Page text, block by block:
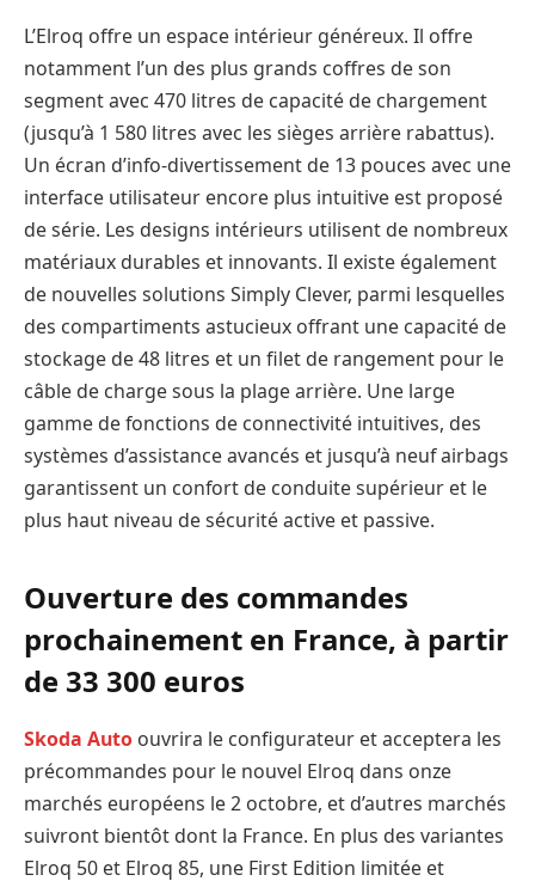
L’Elroq offre un espace intérieur généreux. Il offre
notamment l’un des plus grands coffres de son
segment avec 470 litres de capacité de chargement
(jusqu’à 1 580 litres avec les sièges arrière rabattus).
Un écran d’info-divertissement de 13 pouces avec une
interface utilisateur encore plus intuitive est proposé
de série. Les designs intérieurs utilisent de nombreux
matériaux durables et innovants. Il existe également
de nouvelles solutions Simply Clever, parmi lesquelles
des compartiments astucieux offrant une capacité de
stockage de 48 litres et un filet de rangement pour le
câble de charge sous la plage arrière. Une large
gamme de fonctions de connectivité intuitives, des
systèmes d’assistance avancés et jusqu’à neuf airbags
garantissent un confort de conduite supérieur et le
plus haut niveau de sécurité active et passive.
Ouverture des commandes
prochainement en France, à partir
de 33 300 euros
Skoda Auto ouvrira le configurateur et acceptera les
précommandes pour le nouvel Elroq dans onze
marchés européens le 2 octobre, et d’autres marchés
suivront bientôt dont la France. En plus des variantes
Elroq 50 et Elroq 85, une First Edition limitée et